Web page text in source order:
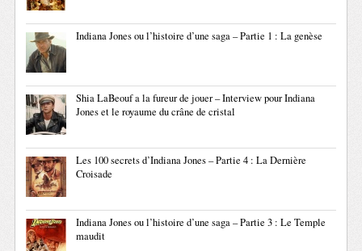
Indiana Jones ou l’histoire d’une saga – Partie 1 : La genèse
Shia LaBeouf a la fureur de jouer – Interview pour Indiana
Jones et le royaume du crâne de cristal
Les 100 secrets d’Indiana Jones – Partie 4 : La Dernière
Croisade
Indiana Jones ou l’histoire d’une saga – Partie 3 : Le Temple
maudit